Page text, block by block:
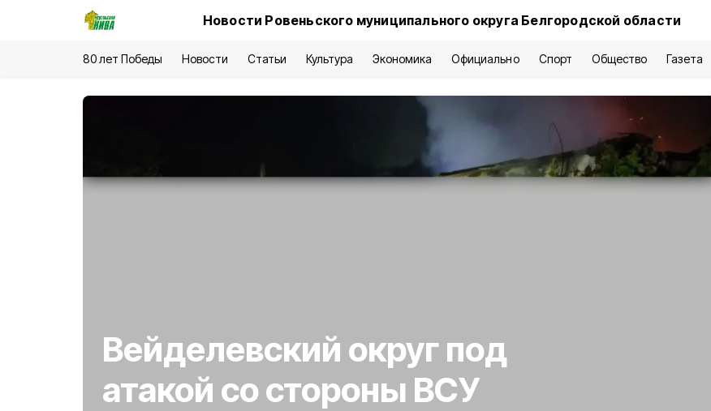
Новости Ровеньского муниципального округа Белгородской области
80 лет Победы Новости Статьи Культура Экономика Официально Спорт Общество Газета
Вейделевский округ под
атакой со стороны ВСУ